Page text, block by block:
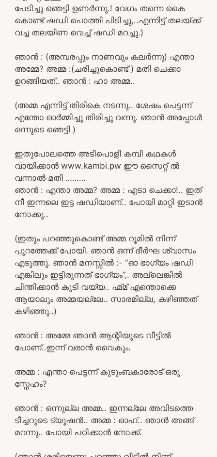
പേടിച്ചു ഞെട്ടി ഉണർന്നു.! വേഗം തന്നെ കൈ
കൊണ്ട് ഷഡി പൊത്തി പിടിച്ചു,..എന്നിട്ട് തലയ്ക്ക്
വച്ച തലയിണ വെച്ച് ഷഡി മറച്ചു.)
ഞാൻ : (അമ്പരപ്പും നാണവും കലർന്നു) എന്താ
അമ്മേ? അമ്മ :(ചരിച്ചുകൊണ്ട് ) മതി ചെക്കാ
ഉറങ്ങിയത്.. ഞാൻ : ഹാ അമ്മ..
(അമ്മ എന്നിട്ട് തിരികെ നടന്നു.. ശേഷം പെട്ടന്ന്
എന്തോ ഓർമ്മിച്ചു തിരിച്ചു വന്നു. ഞാൻ അപ്പോൾ
ഒന്നുടെ ഞെട്ടി )
ഇതുപോലത്തെ അടിപൊളി കമ്പി കഥകൾ
വായിക്കാൻ www.kambi.pw ഈ സൈറ്റ് ൽ
വന്നാൽ മതി ………
ഞാൻ : എന്താ അമ്മ? അമ്മ : എടാ ചെക്കാ!.. ഇത്
നീ ഇന്നലെ ഇട്ട ഷഡിയാണ്.. പോയി മാറ്റി ഇടാൻ
നോക്കു..
(ഇതും പറഞ്ഞുകൊണ്ട് അമ്മ റൂമിൽ നിന്ന്
പുറത്തേക്ക് പോയി. ഞാൻ ഒന്ന് ദീർഘ ശ്വാസം
എടുത്തു. ഞാൻ മനസ്സിൽ :- “ഓ ഭാഗ്യം ഷഡി
എങ്കിലും ഇട്ടിരുന്നത് ഭാഗ്യം”,. അല്ലെങ്കിൽ
ചിന്തിക്കാൻ കൂടി വയ്യ.. ഹ്മ്മ് എന്തൊക്കെ
ആയാലും അമ്മയല്ലേ.. സാരമില്ല, കഴിഞ്ഞത്
കഴിഞ്ഞു..)
ഞാൻ : അമ്മേ ഞാൻ ആന്റിയുടെ വീട്ടിൽ
പോണ്..ഇന്ന് വരാൻ വൈകും.
അമ്മ : എന്താ പെട്ടന്ന് കുടുംബകാരോട് ഒരു
സ്നേഹം?
ഞാൻ : ഒന്നുല്ല അമ്മ.. ഇന്നല്ലേ അവിടത്തെ
ടീച്ചറുടെ ട്യൂഷൻ.. അമ്മ : ഓഹ്.. ഞാൻ അങ്ങ്
മറന്നു.. പോയി പഠിക്കാൻ നോക്ക്.